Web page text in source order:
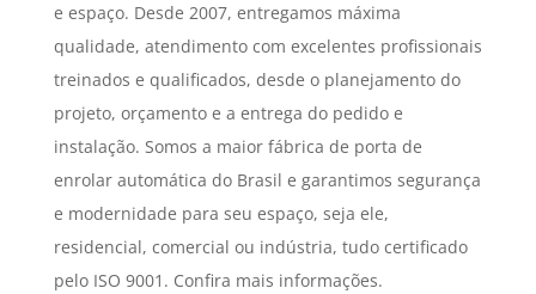
e espaço. Desde 2007, entregamos máxima
qualidade, atendimento com excelentes profissionais
treinados e qualificados, desde o planejamento do
projeto, orçamento e a entrega do pedido e
instalação. Somos a maior fábrica de porta de
enrolar automática do Brasil e garantimos segurança
e modernidade para seu espaço, seja ele,
residencial, comercial ou indústria, tudo certificado
pelo ISO 9001. Confira mais informações.